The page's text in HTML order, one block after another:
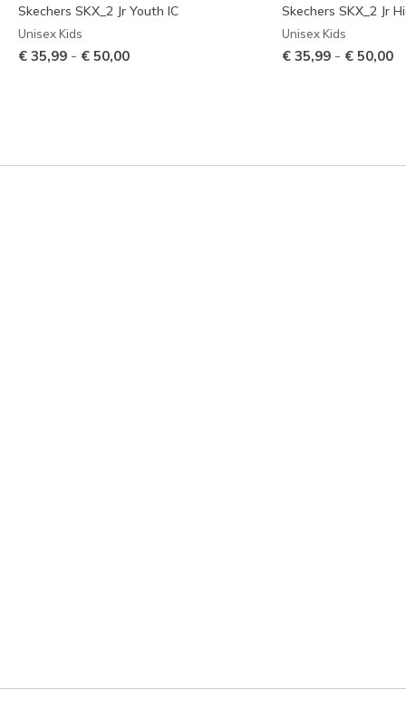
Skechers SKX_2 Jr Youth IC
Unisex Kids
€ 35,99 - € 50,00
Skechers SKX_2 Jr
Unisex Kids
€ 35,99 - € 50,00